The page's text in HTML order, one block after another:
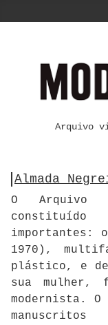
Arquivo
Almada
O Arquivo
importantes:
1970),
plástico, e de
sua mulher,
modernista.